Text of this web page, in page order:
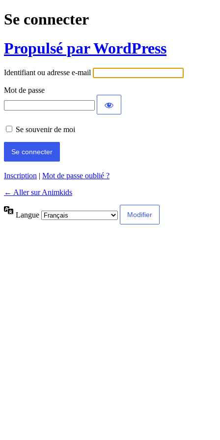
Se connecter
Propulsé par WordPress
Identifiant ou adresse e-mail
Mot de passe
Se souvenir de moi
Inscription | Mot de passe oublié ?
← Aller sur Animkids
Langue